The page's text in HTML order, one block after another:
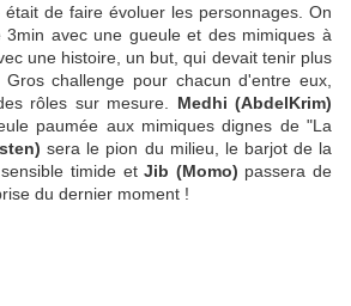
était de faire évoluer les personnages. On
3min avec une gueule et des mimiques à
une histoire, un but, qui devait tenir plus
challenge pour chacun d'entre eux,
rôles sur mesure. Medhi (AbdelKrim)
paumée aux mimiques dignes de "La
sera le pion du milieu, le barjot de la
timide etJib (Momo) passera de
du dernier moment !